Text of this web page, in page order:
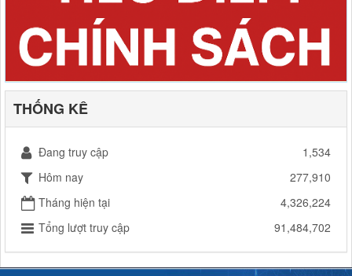
THỐNG KÊ
Đang truy cập
1,534
Hôm nay
277,910
Tháng hiện tại
4,326,224
Tổng lượt truy cập
91,484,702